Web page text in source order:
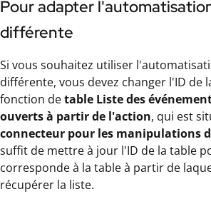
Pour adapter
différente
Si vous souhaitez utiliser
différente, vous devez changer l'ID de
fonction detable Liste des
ouverts à partir de l'action, qui est
connecteur pour les manipulations
suffit de mettre à jour l'ID de la table
corresponde à la table à partir de
récupérer la liste.